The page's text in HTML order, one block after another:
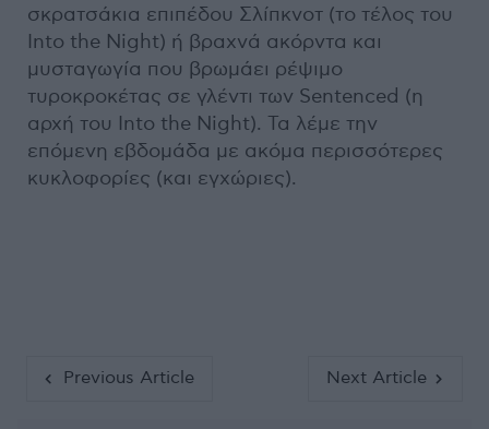
σκρατσάκια επιπέδου Σλίπκνοτ (το τέλος του
Into the Night) ή βραχνά ακόρντα και
μυσταγωγία που βρωμάει ρέψιμο
τυροκροκέτας σε γλέντι των Sentenced (η
αρχή του Into the Night). Τα λέμε την
επόμενη εβδομάδα με ακόμα περισσότερες
κυκλοφορίες (και εγχώριες).
Previous Article Next Article